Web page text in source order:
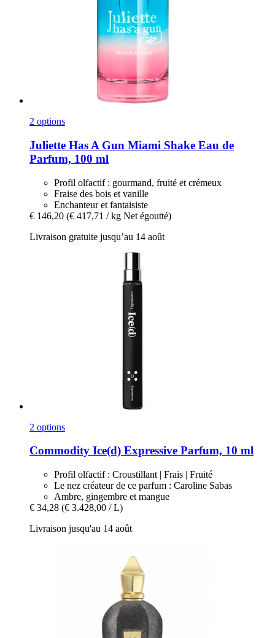
2 options
Juliette Has A Gun Miami Shake Eau de
Parfum, 100 ml
Profil olfactif : gourmand, fruité et crémeux
Fraise des bois et vanille
Enchanteur et fantaisiste
€ 146,20 (€ 417,71 / kg Net égoutté)
Livraison gratuite jusqu’au 14 août
2 options
Commodity Ice(d) Expressive Parfum, 10 ml
Profil olfactif : Croustillant | Frais | Fruité
Le nez créateur de ce parfum : Caroline Sabas
Ambre, gingembre et mangue
€ 34,28 (€ 3.428,00 / L)
Livraison jusqu'au 14 août